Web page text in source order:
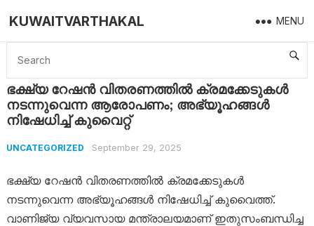
KUWAITVARTHAKAL MENU
Home Uncategorized ഭക്ഷ്യ റേഷൻ വിതരണത്തിൽ ക്രമക്കേടുകൾ നടന്നുവെന്ന ആരോപണം; അഭ്യൂഹങ്ങൾ നിഷേധിച്ച് കുവൈറ്റ്
ഭക്ഷ്യ റേഷൻ വിതരണത്തിൽ ക്രമക്കേടുകൾ
നടന്നുവെന്ന ആരോപണം; അഭ്യൂഹങ്ങൾ
നിഷേധിച്ച് കുവൈറ്റ്
UNCATEGORIZED September 29, 2025
ഭക്ഷ്യ റേഷൻ വിതരണത്തിൽ ക്രമക്കേടുകൾ
നടന്നുവെന്ന അഭ്യൂഹങ്ങൾ നിഷേധിച്ച് കുവൈത്ത്.
വാണിജ്യ വ്യവസായ മന്ത്രാലയമാണ് ഇതുസംബന്ധിച്ച